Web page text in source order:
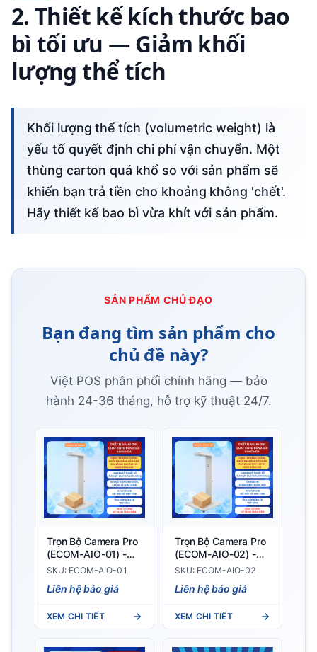
2. Thiết kế kích thước bao
bì tối ưu — Giảm khối
lượng thể tích
Khối lượng thể tích (volumetric weight) là
yếu tố quyết định chi phí vận chuyển. Một
thùng carton quá khổ so với sản phẩm sẽ
khiến bạn trả tiền cho khoảng không 'chết'.
Hãy thiết kế bao bì vừa khít với sản phẩm.
SẢN PHẨM CHỦ ĐẠO
Bạn đang tìm sản phẩm cho
chủ đề này?
Việt POS phân phối chính hãng — bảo
hành 24-36 tháng, hỗ trợ kỹ thuật 24/7.
Trọn Bộ Camera Pro
(ECOM-AIO-01) -
Thiết bị quay video
SKU: ECOM-AIO-01
Liên hệ báo giá
XEM CHI TIẾT
Trọn Bộ Camera Pro
(ECOM-AIO-02) -
Phù Hợp Với Các
Thước Nhỏ Và Vừa
SKU: ECOM-AIO-02
Liên hệ báo giá
XEM CHI TIẾT